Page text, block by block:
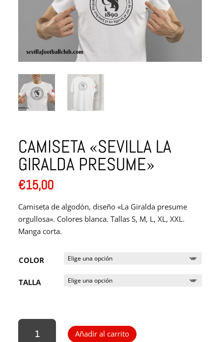
CAMISETA «SEVILLA LA
GIRALDA PRESUME»
€15,00
Camiseta de algodón, diseño «La Giralda presume
orgullosa». Colores blanca. Tallas S, M, L, XL, XXL.
Manga corta.
COLOR
TALLA
Camiseta
"Sevilla
Añadir al carrito